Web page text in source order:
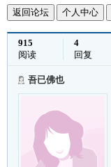
返回论坛 个人中心
915
阅读
4
回复
吾已佛也